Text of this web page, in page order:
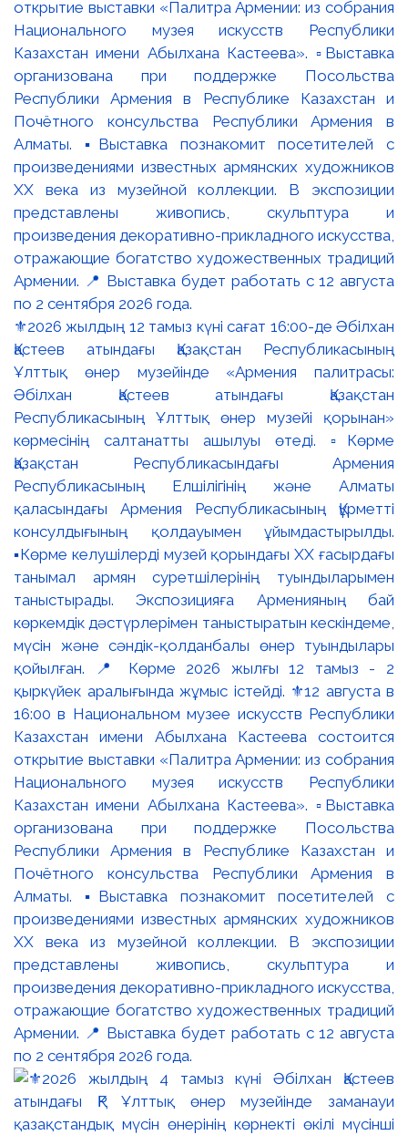
⚜️2026 жылдың 12 тамыз күні сағат 16:00-де Әбілхан
Қастеев атындағы Қазақстан Республикасының
Ұлттық өнер музейінде «Армения палитрасы:
Әбілхан Қастеев атындағы Қазақстан
Республикасының Ұлттық өнер музейі қорынан»
көрмесінің салтанатты ашылуы өтеді. ▫️Көрме
Қазақстан Республикасындағы Армения
Республикасының Елшілігінің және Алматы
қаласындағы Армения Республикасының Құрметті
консулдығының қолдауымен ұйымдастырылды.
▪️Көрме келушілерді музей қорындағы ХХ ғасырдағы
танымал армян суретшілерінің туындыларымен
таныстырады. Экспозицияға Арменияның бай
көркемдік дәстүрлерімен таныстыратын кескіндеме,
мүсін және сәндік-қолданбалы өнер туындылары
қойылған. 📍 Көрме 2026 жылғы 12 тамыз - 2
қыркүйек аралығында жұмыс істейді. ⚜️12 августа в
16:00 в Национальном музее искусств Республики
Казахстан имени Абылхана Кастеева состоится
открытие выставки «Палитра Армении: из собрания
Национального музея искусств Республики
Казахстан имени Абылхана Кастеева». ▫️Выставка
организована при поддержке Посольства
Республики Армения в Республике Казахстан и
Почётного консульства Республики Армения в
Алматы. ▪️Выставка познакомит посетителей с
произведениями известных армянских художников
XX века из музейной коллекции. В экспозиции
представлены живопись, скульптура и
произведения декоративно-прикладного искусства,
отражающие богатство художественных традиций
Армении. 📍 Выставка будет работать с 12 августа
по 2 сентября 2026 года.